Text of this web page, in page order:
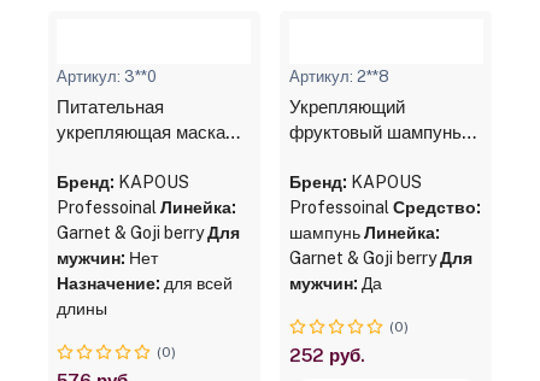
Артикул: 3**0
Питательная
укрепляющая маска
и ягодами Годжи линии
Studio Professional,
750 мл
Бренд: KAPOUS
Professoinal Линейка:
Garnet & Goji berryДля
мужчин: Нет
Назначение: для всей
длины
(0)
Артикул: 2**8
Укрепляющий
фруктовый шампунь
и ягодами Годжи линии
Studio Professional,
350 мл
Бренд: KAPOUS
Professoinal Средство:
шампунь Линейка:
Garnet & Goji berry Для
мужчин: Да
(0)
252 руб.